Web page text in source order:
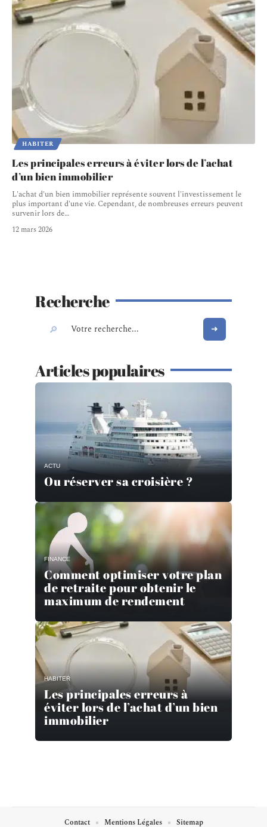
HABITER
Les principales erreurs à éviter lors de l’achat
d’un bien immobilier
L'achat d'un bien immobilier représente souvent l'investissement le
plus important d'une vie. Cependant, de nombreuses erreurs peuvent
survenir lors de…
12 mars 2026
Recherche
Articles populaires
ACTU
Ou réserver sa croisière ?
FINANCE
Comment optimiser votre plan
de retraite pour obtenir le
maximum de rendement
HABITER
Les principales erreurs à
éviter lors de l’achat d’un bien
immobilier
Contact Mentions Légales Sitemap